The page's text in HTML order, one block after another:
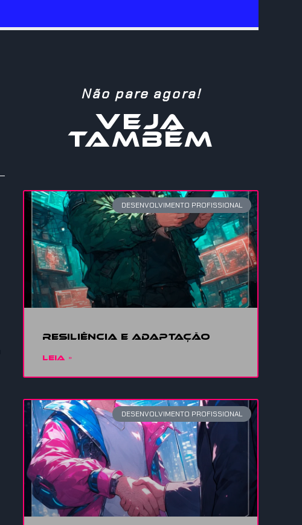
Não pare agora!
VEJA
TAMBÉM
DESENVOLVIMENTO PROFISSIONAL
Resiliência e adaptação
LEIA »
DESENVOLVIMENTO PROFISSIONAL